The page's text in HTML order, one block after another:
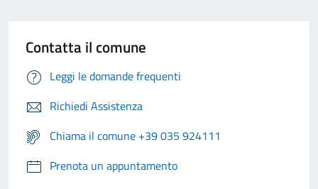
Contatta il comune
Leggi le domande frequenti
Richiedi Assistenza
Chiama il comune +39 035 924111
Prenota un appuntamento